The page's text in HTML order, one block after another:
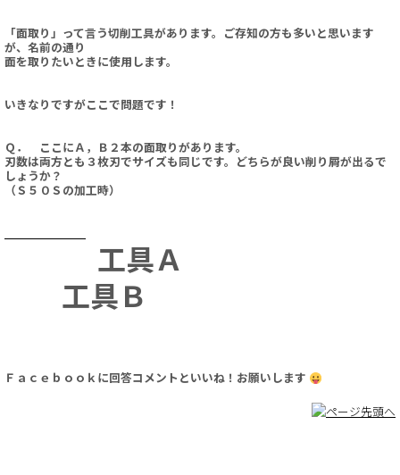
「面取り」って言う切削工具があります。ご存知の方も多いと思います
が、名前の通り
面を取りたいときに使用します。
いきなりですがここで問題です！
Ｑ． ここにＡ，Ｂ２本の面取りがあります。
刃数は両方とも３枚刃でサイズも同じです。どちらが良い削り屑が出るで
しょうか？
（Ｓ５０Ｓの加工時）
工具Ａ
工具Ｂ
Ｆａｃｅｂｏｏｋに回答コメントといいね！お願いします